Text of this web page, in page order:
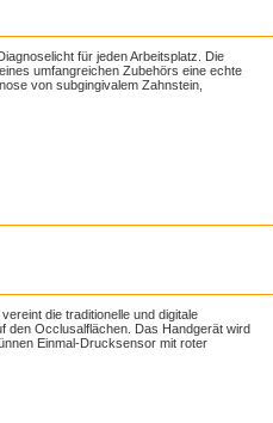
für jeden Arbeitsplatz. Die
umfangreichen Zubehörs eine echte
von subgingivalem Zahnstein,
die traditionelle und digitale
den Occlusalflächen. Das Handgerät wird
Einmal-Drucksensor mit roter